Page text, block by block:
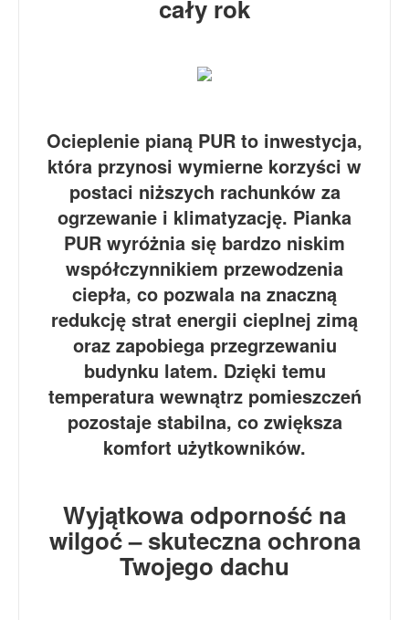
cały rok
Ocieplenie pianą PUR to inwestycja,
która przynosi wymierne korzyści w
postaci niższych rachunków za
ogrzewanie i klimatyzację. Pianka
PUR wyróżnia się bardzo niskim
współczynnikiem przewodzenia
ciepła, co pozwala na znaczną
redukcję strat energii cieplnej zimą
oraz zapobiega przegrzewaniu
budynku latem. Dzięki temu
temperatura wewnątrz pomieszczeń
pozostaje stabilna, co zwiększa
komfort użytkowników.
Wyjątkowa odporność na
wilgoć – skuteczna ochrona
Twojego dachu